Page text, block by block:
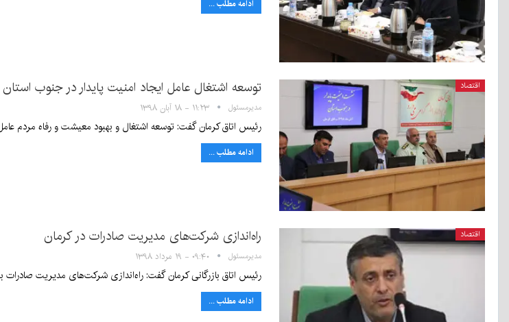
ادامه مطلب ...
اقتصاد توسعه اشتغال عامل ایجاد امنیت پایدار در جنوب
مدیرمسئول ۱۱:۲۳ - ۱۸ آبان ۱۳۹۸
رئیس اتاق کرمان گفت: توسعه اشتغال و بهبود معیشت و رفاه مردم
ادامه مطلب ...
اقتصاد راه‌اندازی شرکت‌های مدیریت صادرات در کرمان
مدیرمسئول ۰۹:۴۰ - ۱۹ مرداد ۱۳۹۸
رئیس اتاق بازرگانی کرمان گفت: راه‌اندازی شرکت‌های مدیریت صادرات
ادامه مطلب ...